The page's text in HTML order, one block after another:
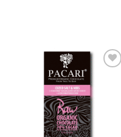
Wunschliste
hinzufügen